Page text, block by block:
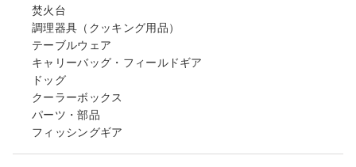
焚火台
調理器具（クッキング用品）
テーブルウェア
キャリーバッグ・フィールドギア
ドッグ
クーラーボックス
パーツ・部品
フィッシングギア